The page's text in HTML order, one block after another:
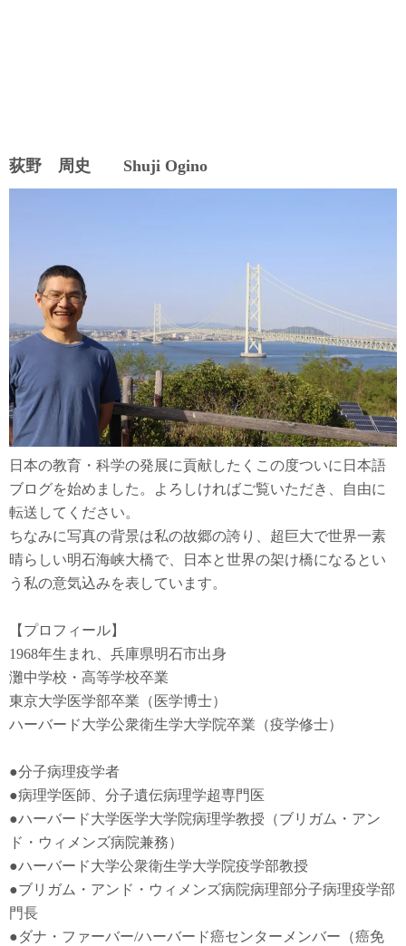
荻野 周史 Shuji Ogino
日本の教育・科学の発展に貢献したくこの度ついに日本語
ブログを始めました。よろしければご覧いただき、自由に
転送してください。
ちなみに写真の背景は私の故郷の誇り、超巨大で世界一素
晴らしい明石海峡大橋で、日本と世界の架け橋になるとい
う私の意気込みを表しています。
【プロフィール】
1968年生まれ、兵庫県明石市出身
灘中学校・高等学校卒業
東京大学医学部卒業（医学博士）
ハーバード大学公衆衛生学大学院卒業（疫学修士）
●分子病理疫学者
●病理学医師、分子遺伝病理学超専門医
●ハーバード大学医学大学院病理学教授（ブリガム・アン
ド・ウィメンズ病院兼務）
●ハーバード大学公衆衛生学大学院疫学部教授
●ブリガム・アンド・ウィメンズ病院病理部分子病理疫学部
門長
●ダナ・ファーバー/ハーバード癌センターメンバー（癌免